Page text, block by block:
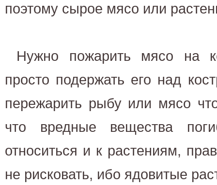
поэтому сырое мясо или
Нужно пожарить мясо на
просто подержать его над
пережарить рыбу или мясо
что вредные вещества
относиться и к растениям,
не рисковать, ибо ядовитые